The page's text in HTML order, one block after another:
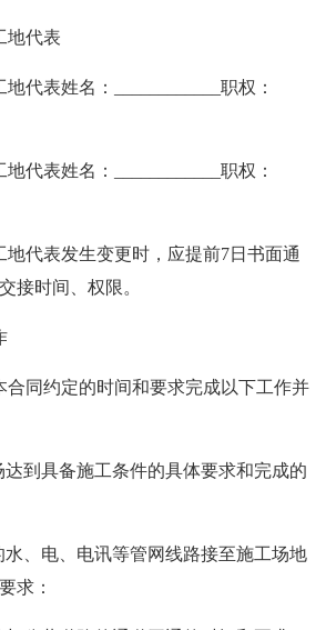
地代表
代表姓名：____________职权：
代表姓名：____________职权：
地代表发生变更时，应提前7日书面通
接时间、权限。
合同约定的时间和要求完成以下工作并
达到具备施工条件的具体要求和完成的
水、电、电讯等管网线路接至施工场地
求：